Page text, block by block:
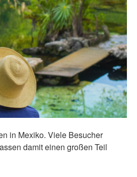
in Mexiko. Viele Besucher
damit einen großen Teil